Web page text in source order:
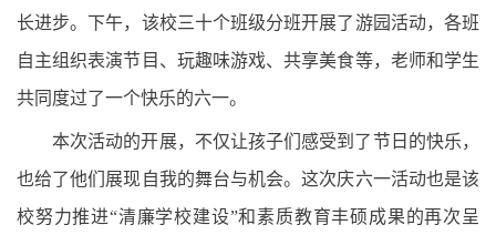
长进步。下午，该校三十个班级分班开展了游园活动，各班
自主组织表演节目、玩趣味游戏、共享美食等，老师和学生
共同度过了一个快乐的六一。
本次活动的开展，不仅让孩子们感受到了节日的快乐，
也给了他们展现自我的舞台与机会。这次庆六一活动也是该
校努力推进“清廉学校建设”和素质教育丰硕成果的再次呈